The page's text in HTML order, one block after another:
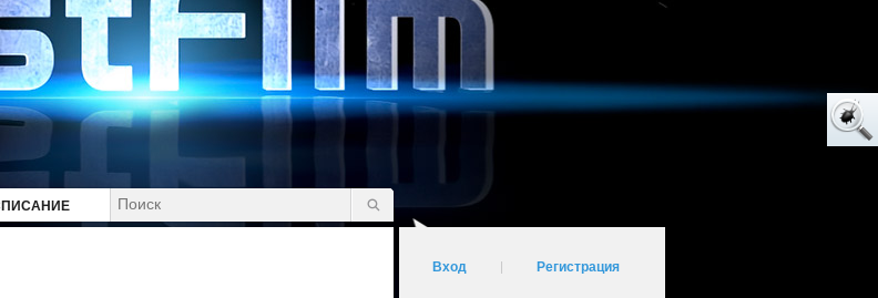
Вход Регистрация